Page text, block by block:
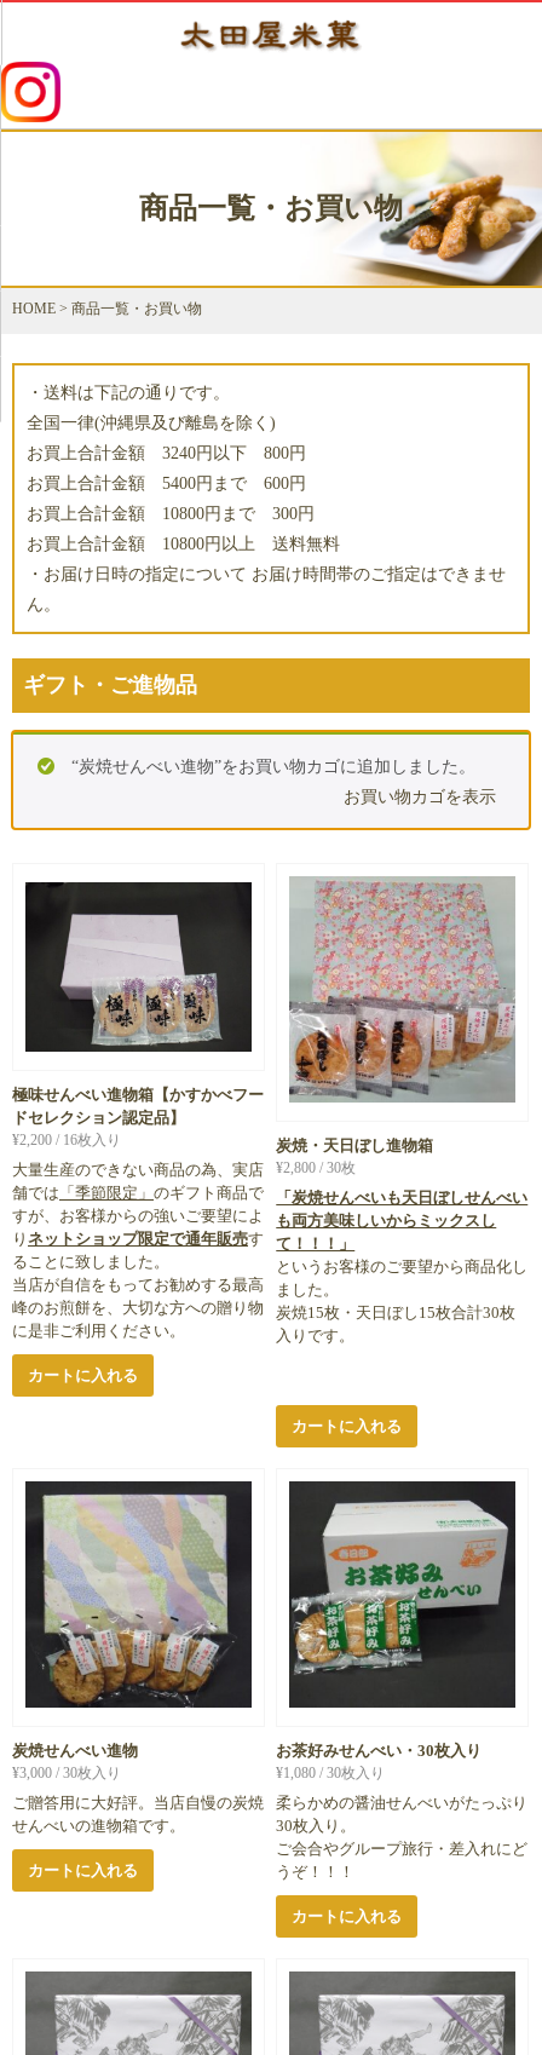
商品一覧・お買い物
HOME > 商品一覧・お買い物
・送料は下記の通りです。
全国一律(沖縄県及び離島を除く)
お買上合計金額 3240円以下 800円
お買上合計金額 5400円まで 600円
お買上合計金額 10800円まで 300円
お買上合計金額 10800円以上 送料無料
・お届け日時の指定について お届け時間帯のご指定はできませ
ん。
ギフト・ご進物品
“炭焼せんべい進物”をお買い物カゴに追加しました。
お買い物カゴを表示
極味せんべい進物箱【かすかべフー
ドセレクション認定品】
¥2,200 / 16枚入り
大量生産のできない商品の為、実店
舗では 「季節限定」 のギフト商品で
すが、お客様からの強いご要望によ
り ネットショップ限定で通年販売す
ることに致しました。
当店が自信をもってお勧めする最高
峰のお煎餅を、大切な方への贈り物
に是非ご利用ください。
カートに入れる
炭焼・天日ぼし進物箱
¥2,800 / 30枚
「炭焼せんべいも天日ぼしせんべい
も両方美味しいからミックスし
て！！！」
というお客様のご要望から商品化し
ました。
炭焼15枚・天日ぼし15枚合計30枚
入りです。
カートに入れる
炭焼せんべい進物
¥3,000 / 30枚入り
ご贈答用に大好評。当店自慢の炭焼
せんべいの進物箱です。
カートに入れる
お茶好みせんべい・30枚入り
¥1,080 / 30枚入り
柔らかめの醤油せんべいがたっぷり
30枚入り。
ご会合やグループ旅行・差入れにど
うぞ！！！
カートに入れる